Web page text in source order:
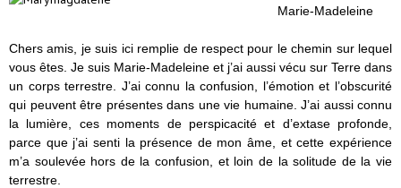
Marie-Madeleine
Chers amis, je suis ici remplie de respect pour le chemin sur lequel
vous êtes. Je suis Marie-Madeleine et j’ai aussi vécu sur Terre dans
un corps terrestre. J’ai connu la confusion, l’émotion et l’obscurité
qui peuvent être présentes dans une vie humaine. J’ai aussi connu
la lumière, ces moments de perspicacité et d’extase profonde,
parce que j’ai senti la présence de mon âme, et cette expérience
m’a soulevée hors de la confusion, et loin de la solitude de la vie
terrestre.